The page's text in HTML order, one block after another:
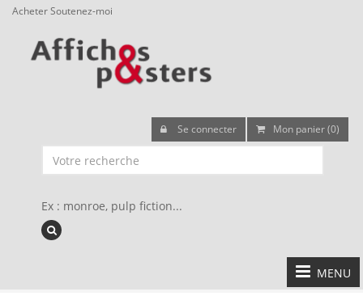
Acheter Soutenez-moi
Se connecter Mon panier (0)
Ex : monroe, pulp fiction...
MENU